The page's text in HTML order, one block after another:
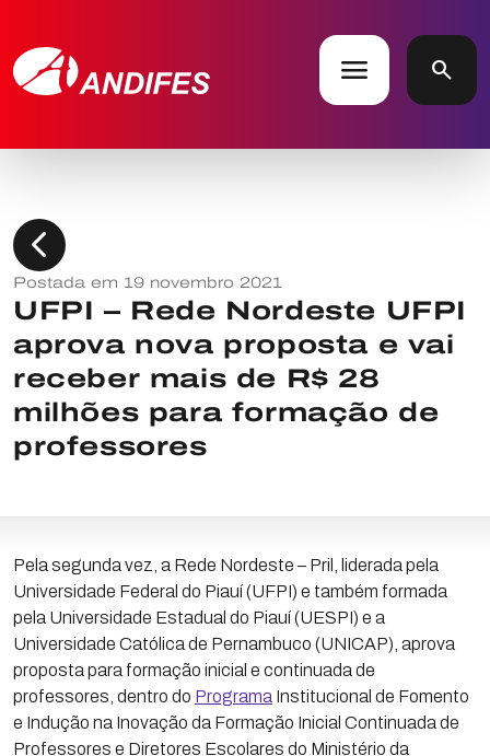
menu search
chevron_left
Postada em 19 novembro 2021
UFPI – Rede Nordeste UFPI
aprova nova proposta e vai
receber mais de R$ 28
milhões para formação de
professores
Pela segunda vez, a Rede Nordeste – Pril, liderada pela
Universidade Federal do Piauí (UFPI) e também formada
pela Universidade Estadual do Piauí (UESPI) e a
Universidade Católica de Pernambuco (UNICAP), aprova
proposta para formação inicial e continuada de
professores, dentro do Programa Institucional de Fomento
e Indução na Inovação da Formação Inicial Continuada de
Professores e Diretores Escolares do Ministério da